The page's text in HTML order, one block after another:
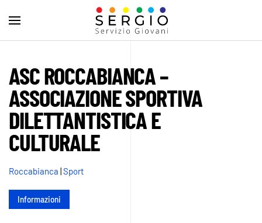
ASC ROCCABIANCA –
ASSOCIAZIONE SPORTIVA
DILETTANTISTICA E
CULTURALE
Roccabianca |Sport
Informazioni